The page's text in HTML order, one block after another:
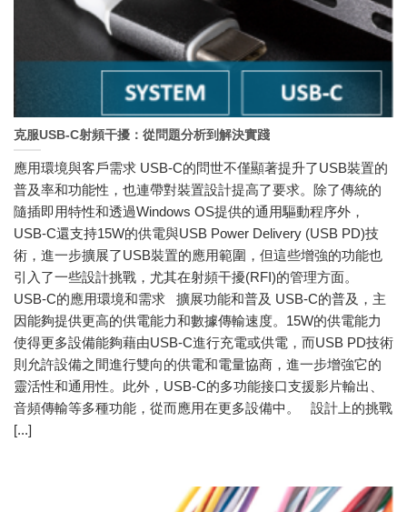
克服USB-C射頻干擾：從問題分析到解決實踐
應用環境與客戶需求 USB-C的問世不僅顯著提升了USB裝置的
普及率和功能性，也連帶對裝置設計提高了要求。除了傳統的
隨插即用特性和透過Windows OS提供的通用驅動程序外，
USB-C還支持15W的供電與USB Power Delivery (USB PD)技
術，進一步擴展了USB裝置的應用範圍，但這些增強的功能也
引入了一些設計挑戰，尤其在射頻干擾(RFI)的管理方面。
USB-C的應用環境和需求 擴展功能和普及 USB-C的普及，主
因能夠提供更高的供電能力和數據傳輸速度。15W的供電能力
使得更多設備能夠藉由USB-C進行充電或供電，而USB PD技術
則允許設備之間進行雙向的供電和電量協商，進一步增強它的
靈活性和通用性。此外，USB-C的多功能接口支援影片輸出、
音頻傳輸等多種功能，從而應用在更多設備中。 設計上的挑戰
[...]